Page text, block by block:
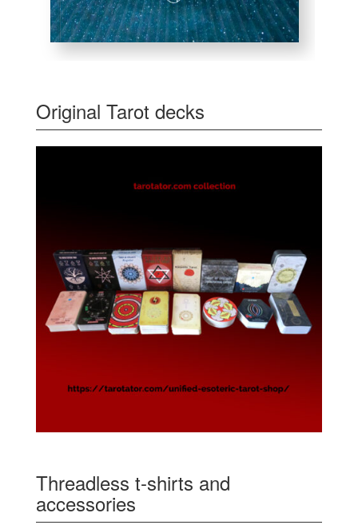
Original Tarot decks
Threadless t-shirts and
accessories